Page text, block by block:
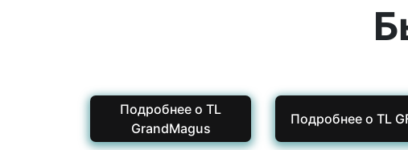
Подробнее о TL
GrandMagus
Подробнее о TL